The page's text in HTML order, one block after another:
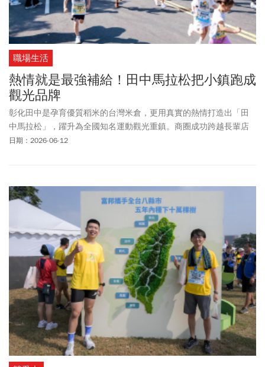
職場生活
熱情就是最強補給！田中馬拉松把小鎮跑成
觀光品牌
彰化田中是孕育優質稻米的台灣米倉，更用真實的熱情打造出「田
中馬拉松」，躍升為全國知名運動觀光重鎮。商圈成功跨越長輩店
家的數位落差，將農業與老街文化轉化為常態性的深度體驗，奪下
日期：2026-06-12